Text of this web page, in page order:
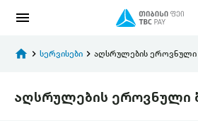
menu
home keyboard_arrow_right სერვისები keyboard_arrow_right აღსრულების ეროვნული
აღსრულების ეროვნული